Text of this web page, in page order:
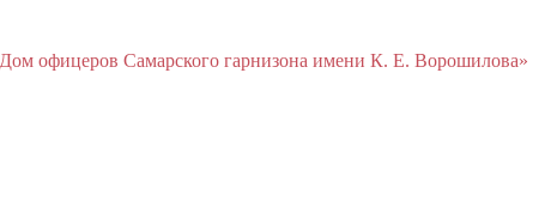
офицеров Cамарского гарнизона имени К. Е. Ворошилова»